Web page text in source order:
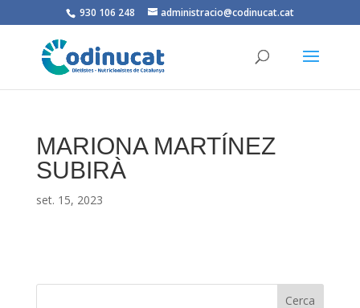
930 106 248 administracio@codinucat.cat
MARIONA MARTÍNEZ
SUBIRÀ
set. 15, 2023